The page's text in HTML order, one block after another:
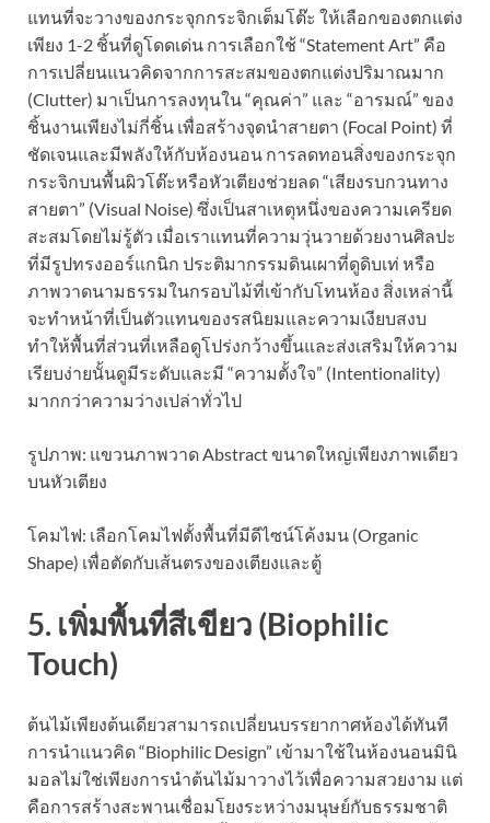
แทนที่จะวางของกระจุกกระจิกเต็มโต๊ะ ให้เลือกของตกแต่ง
เพียง 1-2 ชิ้นที่ดูโดดเด่น การเลือกใช้ “Statement Art” คือ
การเปลี่ยนแนวคิดจากการสะสมของตกแต่งปริมาณมาก
(Clutter) มาเป็นการลงทุนใน “คุณค่า” และ “อารมณ์” ของ
ชิ้นงานเพียงไม่กี่ชิ้น เพื่อสร้างจุดนำสายตา (Focal Point) ที่
ชัดเจนและมีพลังให้กับห้องนอน การลดทอนสิ่งของกระจุก
กระจิกบนพื้นผิวโต๊ะหรือหัวเตียงช่วยลด “เสียงรบกวนทาง
สายตา” (Visual Noise) ซึ่งเป็นสาเหตุหนึ่งของความเครียด
สะสมโดยไม่รู้ตัว เมื่อเราแทนที่ความวุ่นวายด้วยงานศิลปะ
ที่มีรูปทรงออร์แกนิก ประติมากรรมดินเผาที่ดูดิบเท่ หรือ
ภาพวาดนามธรรมในกรอบไม้ที่เข้ากับโทนห้อง สิ่งเหล่านี้
จะทำหน้าที่เป็นตัวแทนของรสนิยมและความเงียบสงบ
ทำให้พื้นที่ส่วนที่เหลือดูโปร่งกว้างขึ้นและส่งเสริมให้ความ
เรียบง่ายนั้นดูมีระดับและมี “ความตั้งใจ” (Intentionality)
มากกว่าความว่างเปล่าทั่วไป
รูปภาพ: แขวนภาพวาด Abstract ขนาดใหญ่เพียงภาพเดียว
บนหัวเตียง
โคมไฟ: เลือกโคมไฟตั้งพื้นที่มีดีไซน์โค้งมน (Organic
Shape) เพื่อตัดกับเส้นตรงของเตียงและตู้
5. เพิ่มพื้นที่สีเขียว (Biophilic
Touch)
ต้นไม้เพียงต้นเดียวสามารถเปลี่ยนบรรยากาศห้องได้ทันที
การนำแนวคิด “Biophilic Design” เข้ามาใช้ในห้องนอนมินิ
มอลไม่ใช่เพียงการนำต้นไม้มาวางไว้เพื่อความสวยงาม แต่
คือการสร้างสะพานเชื่อมโยงระหว่างมนุษย์กับธรรมชาติ